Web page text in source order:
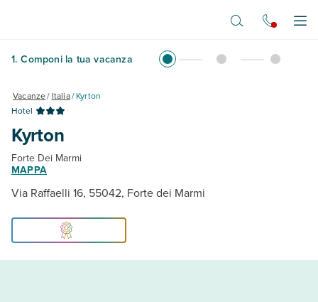
1. Componi la tua vacanza
Vacanze/ Italia/Kyrton
Hotel
Kyrton
Forte Dei Marmi
MAPPA
Via Raffaelli 16, 55042, Forte dei Marmi